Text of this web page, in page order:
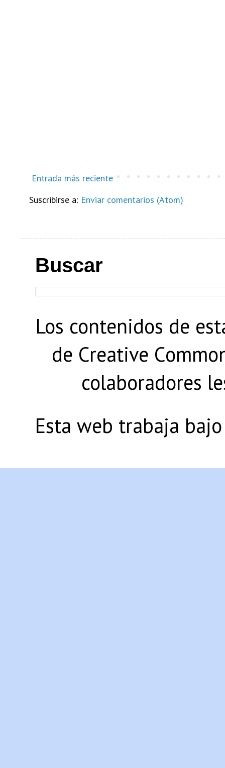
Entrada más reciente
Suscribirse a: Enviar comentarios (Atom)
Buscar
Los contenidos de
de Creative
colaboradores
Esta web trabaja